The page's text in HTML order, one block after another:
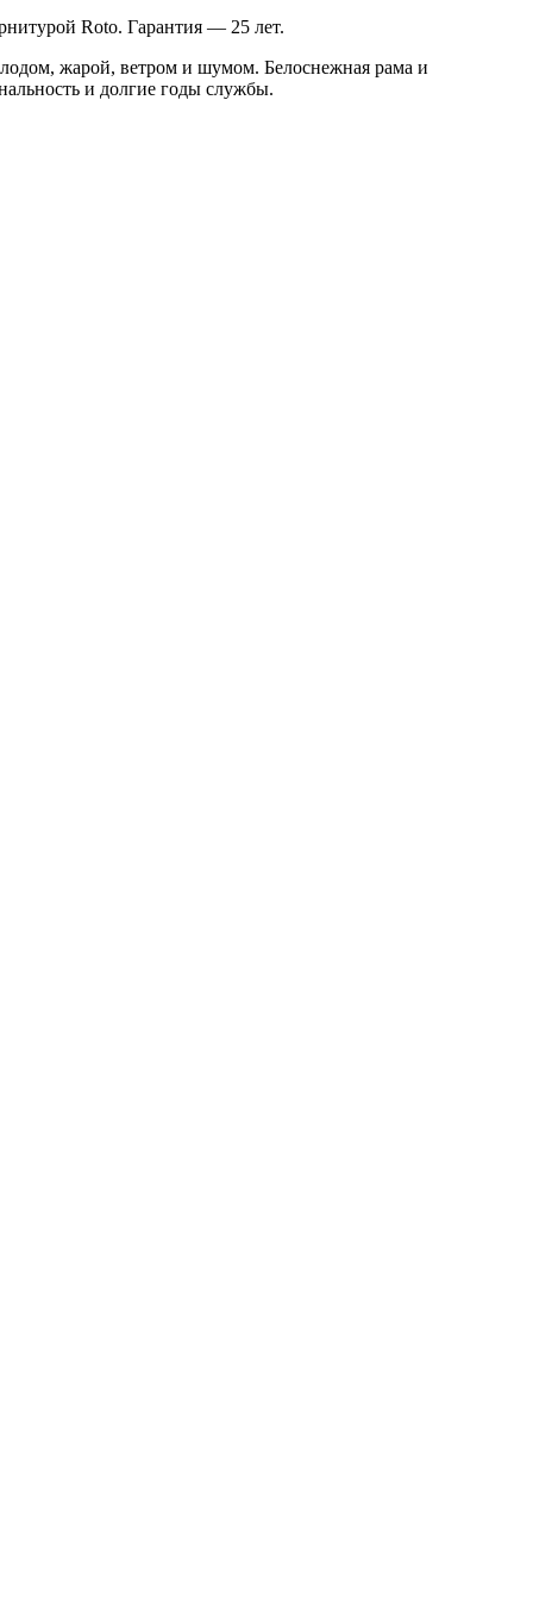
Roto. Гарантия — 25 лет.
жарой, ветром и шумом. Белоснежная рама и
и долгие годы службы.